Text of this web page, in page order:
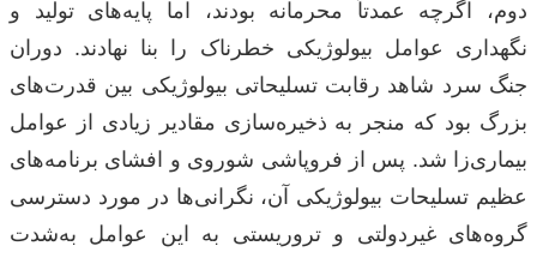
دوم، اگرچه عمدتاً محرمانه بودند، اما پایه‌های تولید و
نگهداری عوامل بیولوژیکی خطرناک را بنا نهادند. دوران
جنگ سرد شاهد رقابت تسلیحاتی بیولوژیکی بین قدرت‌های
بزرگ بود که منجر به ذخیره‌سازی مقادیر زیادی از عوامل
بیماری‌زا شد. پس از فروپاشی شوروی و افشای برنامه‌های
عظیم تسلیحات بیولوژیکی آن، نگرانی‌ها در مورد دسترسی
گروه‌های غیردولتی و تروریستی به این عوامل به‌شدت